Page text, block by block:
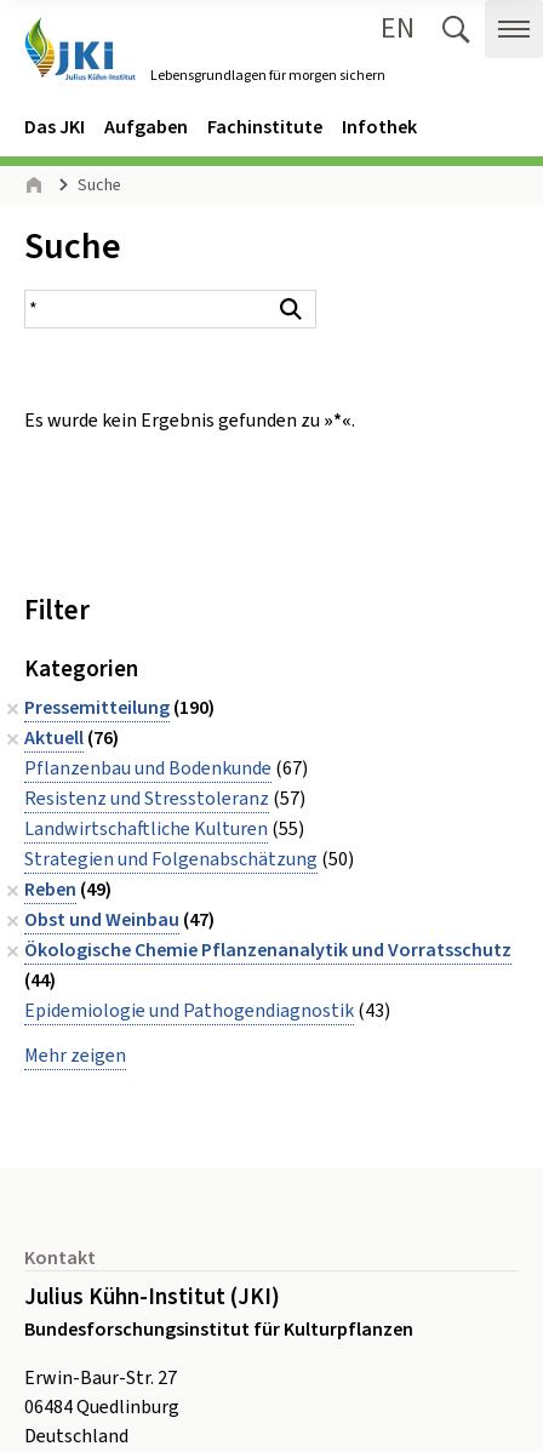
Lebensgrundlagen für morgen sichern
EN
Navigation
Hauptmenü
Das JKI Aufgaben Fachinstitute Infothek
Seitenpfad
Suche
Inhalt:
Suche
Suchergebnis
Es wurde kein Ergebnis gefunden zu »*«.
Filter
Kategorien
Pressemitteilung(190)
Aktuell(76)
Pflanzenbau und Bodenkunde (67)
Resistenz und Stresstoleranz (57)
Landwirtschaftliche Kulturen (55)
Strategien und Folgenabschätzung (50)
Reben (49)
Obst und Weinbau (47)
Ökologische Chemie Pflanzenanalytik und Vorratsschutz
(44)
Epidemiologie und Pathogendiagnostik(43)
Mehr zeigen
Kontakt
Julius Kühn-Institut (JKI)
Bundesforschungsinstitut für Kulturpflanzen
Erwin-Baur-Str. 27
06484Quedlinburg
Deutschland